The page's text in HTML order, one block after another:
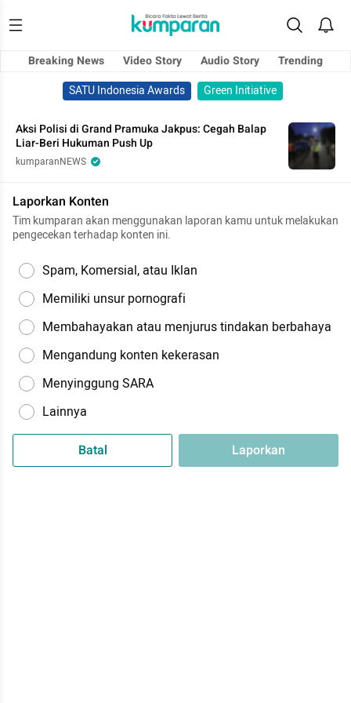
Breaking News Video Story Audio Story
Trending
SATU Indonesia Awards
Green Initiative
Aksi Polisi di Grand Pramuka Jakpus: Cegah Balap
Liar-Beri Hukuman Push Up
kumparanNEWS
Laporkan Konten
Tim kumparan akan menggunakan laporan kamu untuk melakukan
pengecekan terhadap konten ini.
Spam, Komersial, atau Iklan
Memiliki unsur pornografi
Membahayakan atau menjurus tindakan berbahaya
Mengandung konten kekerasan
Menyinggung SARA
Lainnya
Batal Laporkan